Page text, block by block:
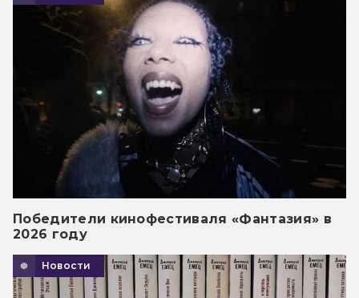
Победители кинофестиваля «Фантазия» в
2026 году
Новости